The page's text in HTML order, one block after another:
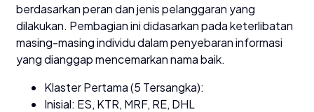
berdasarkan peran dan jenis pelanggaran yang
dilakukan. Pembagian ini didasarkan pada keterlibatan
masing-masing individu dalam penyebaran informasi
yang dianggap mencemarkan nama baik.
Klaster Pertama (5 Tersangka):
Inisial: ES, KTR, MRF, RE, DHL